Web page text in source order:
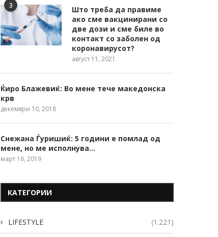
3
Што треба да правиме
ако сме вакцинирани со
две дози и сме биле во
контакт со заболен од
коронавирусот?
август 11, 2021
Ќиро Блажевиќ: Во мене тече македонска
крв
декември 10, 2018
Снежана Ѓуришиќ: 5 години е помлад од
мене, но ме исполнува…
март 16, 2019
КАТЕГОРИИ
LIFESTYLE (1.221)